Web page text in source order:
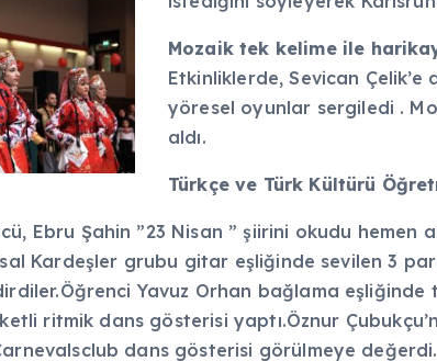
Mozaik tek kelime ile
Etkinliklerde, Sevican
yöresel oyunlar sergiledi .
aldı.
Türkçe ve Türk Kültürü
Ebru Şahin ”23 Nisan ” şiirini okudu
Kardeşler grubu gitar eşliğinde sevilen 3
Yavuz Orhan bağlama
ritmik dans gösterisi yaptı.Öznur
dans gösterisi görülmeye